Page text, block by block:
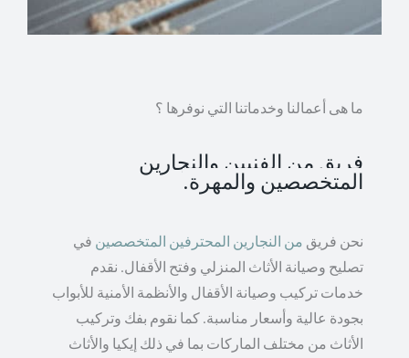
ما هى أعمالنا وخدماتنا التي نوفرها ؟
فريق من الفنيين والنجارين
المتخصصين والمهرة.
نحن فريق من النجارين المحترفين المتخصصين في
تصليح وصيانة الأثاث المنزلي وفتح الأقفال. نقدم
خدمات تركيب وصيانة الأقفال والأنظمة الأمنية للأبواب
بجودة عالية وأسعار مناسبة. كما نقوم بفك وتركيب
الأثاث من مختلف الماركات بما في ذلك إيكيا والأثاث